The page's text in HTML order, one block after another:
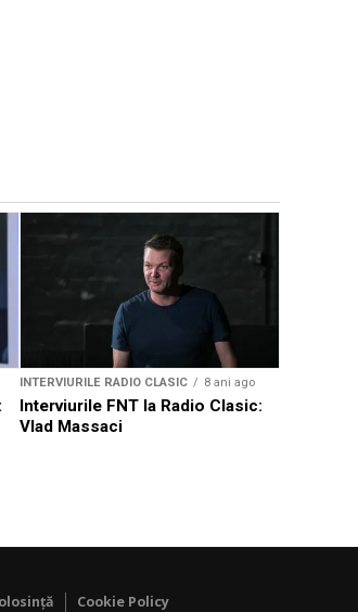
INTERVIURILE RADIO CLASIC 8 ani ago
Interviurile FNT la Radio Clasic:
Vlad Massaci
Cookie Policy